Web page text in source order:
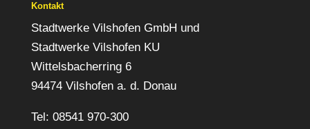
Kontakt
Stadtwerke Vilshofen GmbH und
Stadtwerke Vilshofen KU
Wittelsbacherring 6
94474 Vilshofen a. d. Donau
Tel: 08541 970-300